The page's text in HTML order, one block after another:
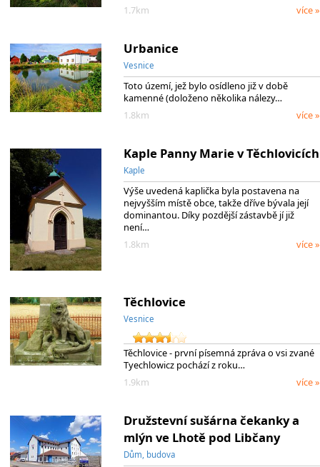
1.7km
více »
Urbanice
Vesnice
Toto území, jež bylo osídleno již v době
kamenné (doloženo několika nálezy…
1.8km
více »
Kaple Panny Marie v Těchlovicích
Kaple
Výše uvedená kaplička byla postavena na
nejvyšším místě obce, takže dříve bývala její
dominantou. Díky pozdější zástavbě jí již
není…
1.8km
více »
Těchlovice
Vesnice
Těchlovice - první písemná zpráva o vsi zvané
Tyechlowicz pochází z roku…
1.9km
více »
Družstevní sušárna čekanky a
mlýn ve Lhotě pod Libčany
Dům, budova